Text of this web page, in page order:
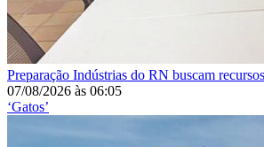
Preparação Indústrias do RN buscam
07/08/2026 às 06:05
‘Gatos’